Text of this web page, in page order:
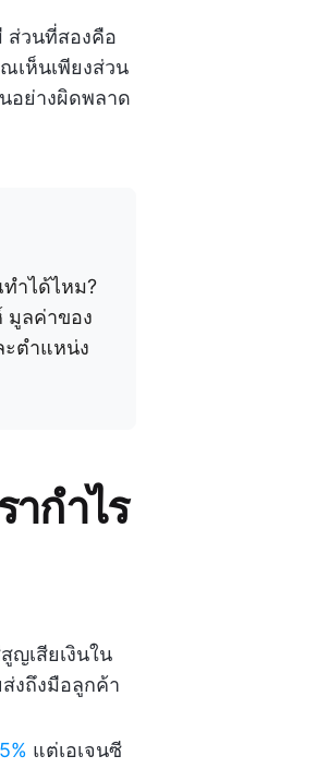
ส่วนที่สองคือ
เห็นเพียงส่วน
อย่างผิดพลาด
ำได้ไหม?
มูลค่าของ
ะตำแหน่ง
กำไร
ญเสียเงินใน
งถึงมือลูกค้า
แต่เอเจนซี